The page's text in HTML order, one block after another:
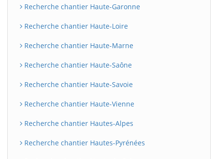
Recherche chantier Haute-Garonne
Recherche chantier Haute-Loire
Recherche chantier Haute-Marne
Recherche chantier Haute-Saône
Recherche chantier Haute-Savoie
Recherche chantier Haute-Vienne
Recherche chantier Hautes-Alpes
Recherche chantier Hautes-Pyrénées